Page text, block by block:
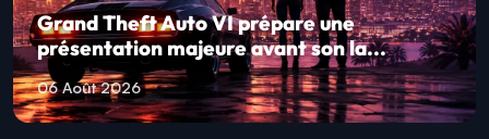
Grand Theft Auto VI prépare une
présentation majeure avant son la...
06 Août 2026